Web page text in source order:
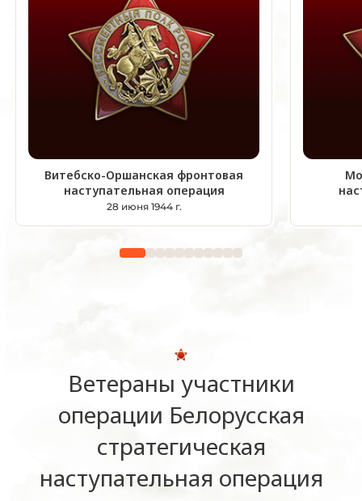
Витебско-Оршанская фронтовая
наступательная операция
28 июня 1944 г.
Ветераны участники
операции Белорусская
стратегическая
наступательная операция